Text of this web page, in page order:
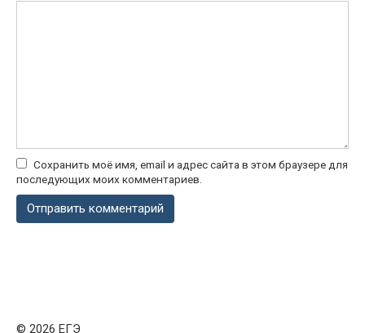
Сохранить моё имя, email и адрес сайта в этом браузере для
последующих моих комментариев.
© 2026 ЕГЭ